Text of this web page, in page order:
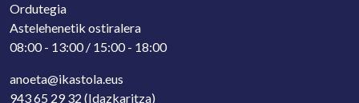
Ordutegia
Astelehenetik ostiralera
08:00 - 13:00 / 15:00 - 18:00
anoeta@ikastola.eus
943 65 29 32 (Idazkaritza)